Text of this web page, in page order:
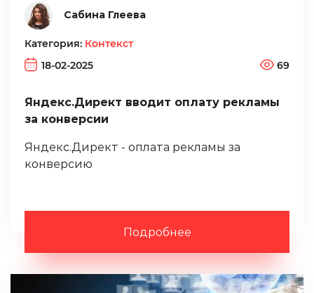
Сабина Глеева
Категория: Контекст
18-02-2025
69
Яндекс.Директ вводит оплату рекламы
за конверсии
Яндекс.Директ - оплата рекламы за
конверсию
Подробнее